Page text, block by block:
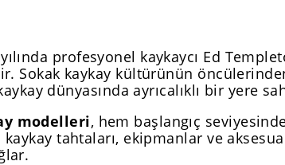
profesyonel kaykaycı Ed
Sokak kaykay kültürünün
dünyasında ayrıcalıklı bir yere
modelleri, hem başlangıç
tahtaları, ekipmanlar ve